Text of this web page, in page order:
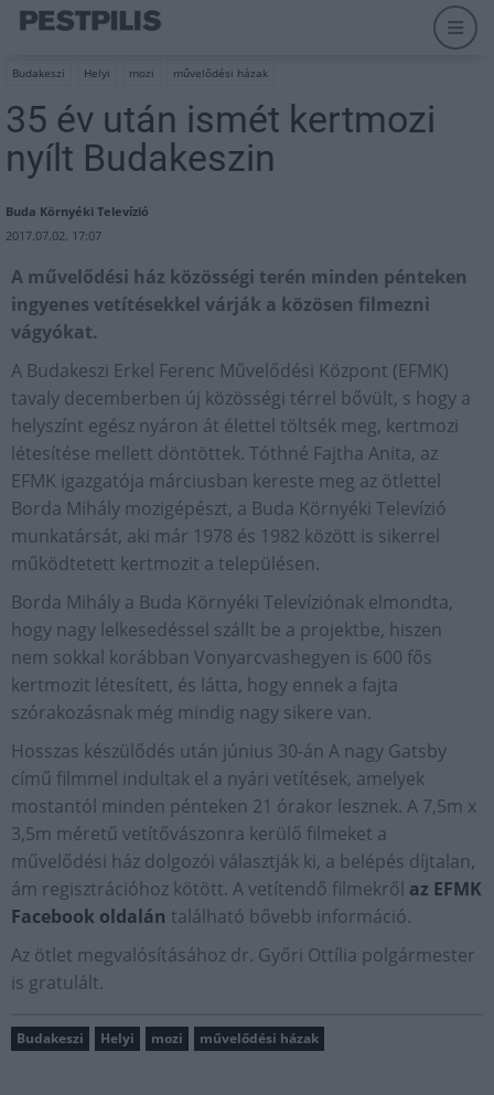
Budakeszi Helyi mozi művelődési házak
35 év után ismét kertmozi
nyílt Budakeszin
Buda Környéki Televízió
2017.07.02. 17:07
A művelődési ház közösségi terén minden pénteken
ingyenes vetítésekkel várják a közösen filmezni
vágyókat.
A Budakeszi Erkel Ferenc Művelődési Központ (EFMK)
tavaly decemberben új közösségi térrel bővült, s hogy a
helyszínt egész nyáron át élettel töltsék meg, kertmozi
létesítése mellett döntöttek. Tóthné Fajtha Anita, az
EFMK igazgatója márciusban kereste meg az ötlettel
Borda Mihály mozigépészt, a Buda Környéki Televízió
munkatársát, aki már 1978 és 1982 között is sikerrel
működtetett kertmozit a településen.
Borda Mihály a Buda Környéki Televíziónak elmondta,
hogy nagy lelkesedéssel szállt be a projektbe, hiszen
nem sokkal korábban Vonyarcvashegyen is 600 fős
kertmozit létesített, és látta, hogy ennek a fajta
szórakozásnak még mindig nagy sikere van.
Hosszas készülődés után június 30-án A nagy Gatsby
című filmmel indultak el a nyári vetítések, amelyek
mostantól minden pénteken 21 órakor lesznek. A 7,5m x
3,5m méretű vetítővászonra kerülő filmeket a
művelődési ház dolgozói választják ki, a belépés díjtalan,
ám regisztrációhoz kötött. A vetítendő filmekről az EFMK
Facebook oldalán található bővebb információ.
Az ötlet megvalósításához dr. Győri Ottília polgármester
is gratulált.
Budakeszi Helyi mozi művelődési házak